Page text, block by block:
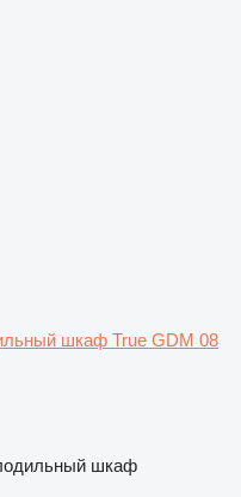
шкаф True GDM 08
шкаф